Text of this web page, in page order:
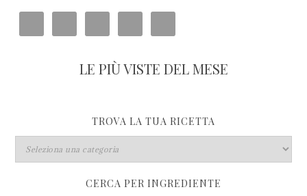
LE PIÙ VISTE DEL MESE
TROVA LA TUA RICETTA
CERCA PER INGREDIENTE